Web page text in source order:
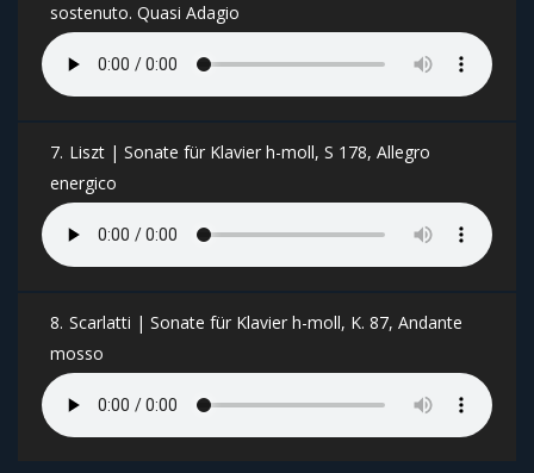
sostenuto. Quasi Adagio
7. Liszt | Sonate für Klavier h-moll, S 178, Allegro
energico
8. Scarlatti | Sonate für Klavier h-moll, K. 87, Andante
mosso